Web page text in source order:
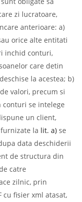
zi lucratoare,
anterioare: a)
orice alte entitati
inchid conturi,
care detin
la acestea; b)
valori, precum si
se intelege
un client,
la lit. a) se
data deschiderii
de structura din
catre
zilnic, prin
fisier xml atasat,